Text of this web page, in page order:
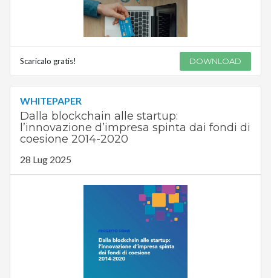
Scaricalo gratis! DOWNLOAD
WHITEPAPER
Dalla blockchain alle startup:
l’innovazione d’impresa spinta dai fondi di
coesione 2014-2020
28 Lug 2025